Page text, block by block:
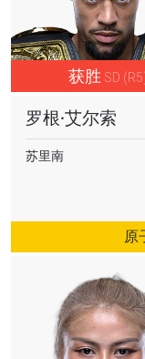
获胜 SD
罗根·艾尔索
苏里南
原